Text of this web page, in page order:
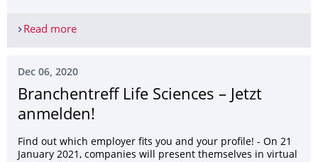
Read moreHerzlichen Glückwunsch an Herrn Martin
Dec 06, 2020
Branchentreff Life Sciences – Jetzt
anmelden!
Find out which employer fits you and your profile! - On 21
January 2021, companies will present themselves in virtual